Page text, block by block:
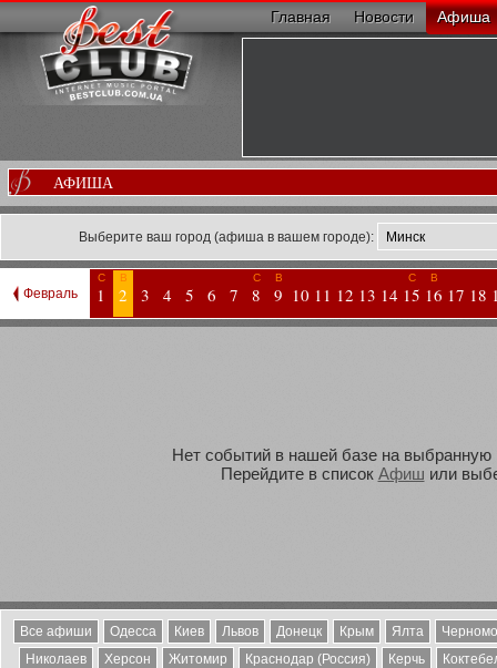
Главная Новости Афиша
АФИША
Выберите ваш город (афиша в вашем городе):
Февраль
С
1
В
2 3 4 5 6 7
С
8
В
9 10 11 12 13 14
С
15
В
16 17 18
Нет событий в нашей базе на выбранную
Перейдите в список Афиш или
Все афиши Одесса Киев Львов Донецк Крым Ялта
Николаев
Херсон Житомир Краснодар (Россия) Керчь